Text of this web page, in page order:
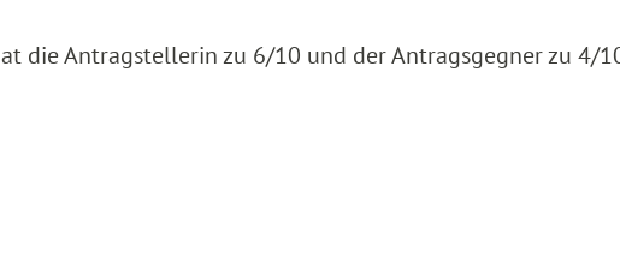
die Antragstellerin zu 6/10 und der Antragsgegner zu 4/